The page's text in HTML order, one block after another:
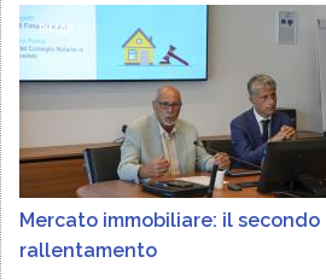
FIMAA
Mercato immobiliare: il
rallentamento